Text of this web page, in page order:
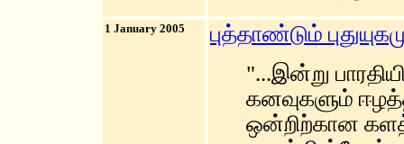
1 January 2005
புத்தாண்டும்
"...இன்று
கனவுகளும்
ஒன்றிற்கான